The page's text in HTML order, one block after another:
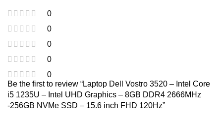
0
0
0
0
0
Be the first to review “Laptop Dell Vostro 3520 – Intel Core
i5 1235U – Intel UHD Graphics – 8GB DDR4 2666MHz
-256GB NVMe SSD – 15.6 inch FHD 120Hz”